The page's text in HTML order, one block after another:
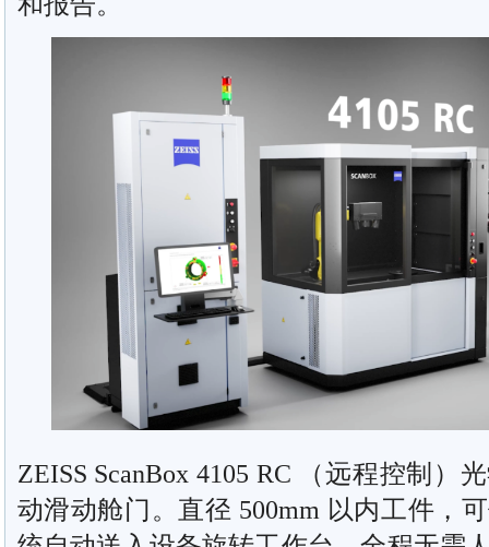
ZEISS ScanBox 4105 RC （远程控制）
动滑动舱门。直径 500mm 以内工件，